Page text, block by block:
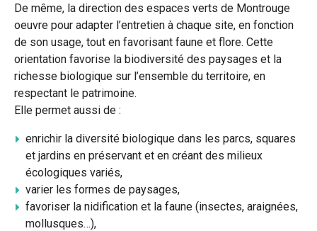
De même, la direction des espaces verts de Montrouge
oeuvre pour adapter l’entretien à chaque site, en fonction
de son usage, tout en favorisant faune et flore. Cette
orientation favorise la biodiversité des paysages et la
richesse biologique sur l’ensemble du territoire, en
respectant le patrimoine.
Elle permet aussi de :
enrichir la diversité biologique dans les parcs, squares
et jardins en préservant et en créant des milieux
écologiques variés,
varier les formes de paysages,
favoriser la nidification et la faune (insectes, araignées,
mollusques…),